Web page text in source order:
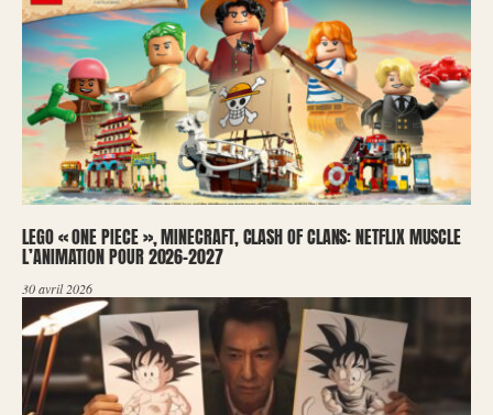
LEGO « ONE PIECE », MINECRAFT, CLASH OF CLANS: NETFLIX MUSCLE
L’ANIMATION POUR 2026-2027
30 avril 2026